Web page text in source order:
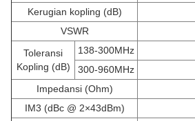
Kerugian kopling (dB)
VSWR
Toleransi
Kopling (dB)
138-300MHz
300-960MHz
Impedansi (Ohm)
IM3 (dBc @ 2×43dBm)